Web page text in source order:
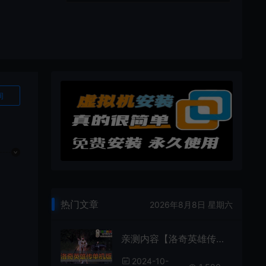
热门文章 2026年8月8日 星期六
亲测内容【洛奇英雄传】11职业单机版带GM攻击丰富攻略修改图文虚拟机一键端视频安装教学
2024-10-